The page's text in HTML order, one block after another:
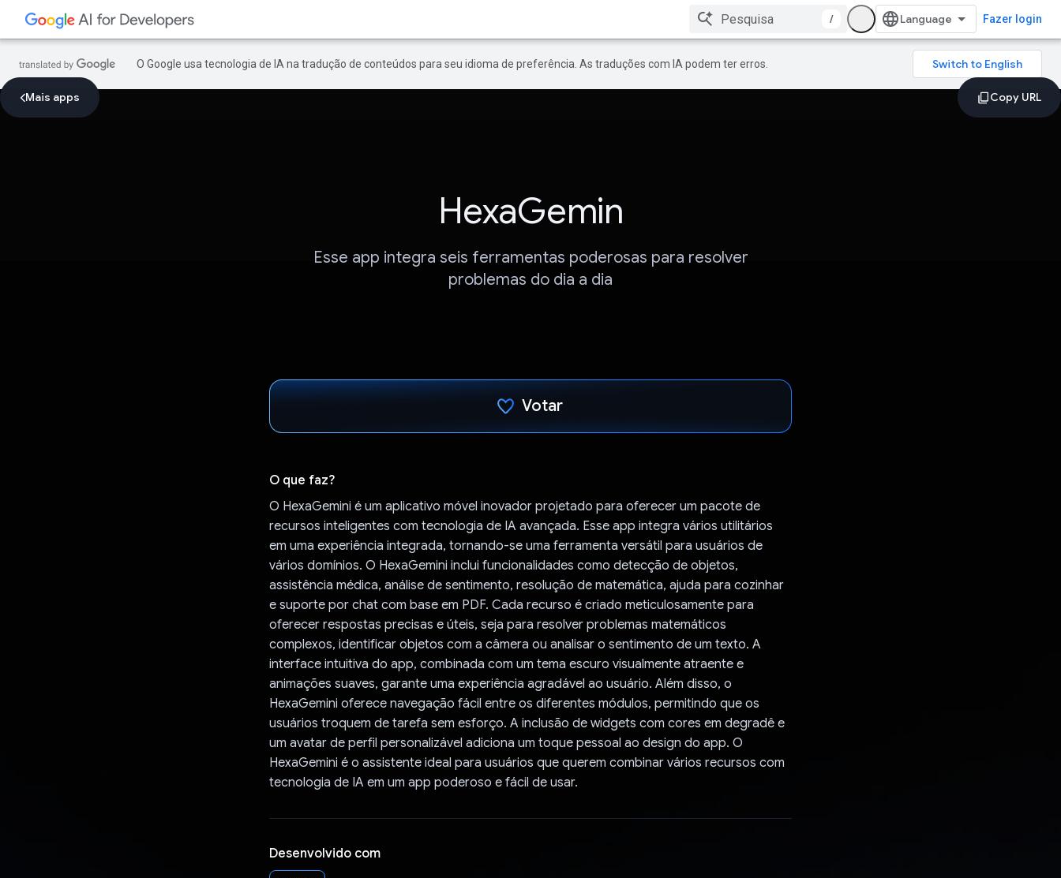
/ Fazer login
O Google usa tecnologia de IA na tradução de conteúdos para seu idioma de preferência. As traduções com IA podem ter erros.
Mais apps
HexaGemin
Esse app integra seis ferramentas poderosas para resolver
problemas do dia a dia
Votar
O que faz?
O HexaGemini é um aplicativo móvel inovador projetado para oferecer um pacote de
recursos inteligentes com tecnologia de IA avançada. Esse app integra vários utilitários
em uma experiência integrada, tornando-se uma ferramenta versátil para usuários de
vários domínios. O HexaGemini inclui funcionalidades como detecção de objetos,
assistência médica, análise de sentimento, resolução de matemática, ajuda para cozinhar
e suporte por chat com base em PDF. Cada recurso é criado meticulosamente para
oferecer respostas precisas e úteis, seja para resolver problemas matemáticos
complexos, identificar objetos com a câmera ou analisar o sentimento de um texto. A
interface intuitiva do app, combinada com um tema escuro visualmente atraente e
animações suaves, garante uma experiência agradável ao usuário. Além disso, o
HexaGemini oferece navegação fácil entre os diferentes módulos, permitindo que os
usuários troquem de tarefa sem esforço. A inclusão de widgets com cores em degradê e
um avatar de perfil personalizável adiciona um toque pessoal ao design do app. O
HexaGemini é o assistente ideal para usuários que querem combinar vários recursos com
tecnologia de IA em um app poderoso e fácil de usar.
Desenvolvido com